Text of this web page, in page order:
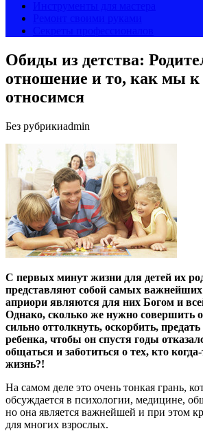
Обиды из детства:
отношение и то, как мы к
относимся
Без рубрикиadmin
С первых минут жизни для детей их
представляют собой самых
априори являются для них Богом и
Однако, сколько же нужно совершить
сильно оттолкнуть, оскорбить,
ребенка, чтобы он спустя годы
общаться и заботиться о тех, кто
жизнь?!
На самом деле это очень тонкая грань,
обсуждается в психологии, медицине,
но она является важнейшей и при этом
для многих взрослых.